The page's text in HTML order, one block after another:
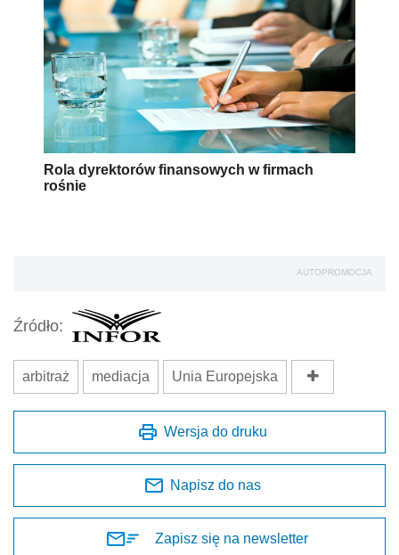
Rola dyrektorów finansowych w firmach
rośnie
AUTOPROMOCJA
Źródło:
arbitraż mediacja Unia Europejska
Wersja do druku
Napisz do nas
Zapisz się na newsletter